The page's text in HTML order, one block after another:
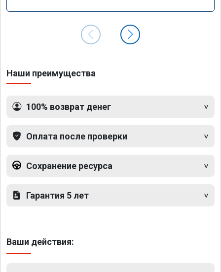
Наши преимущества
100% возврат денег
Оплата после проверки
Сохранение ресурса
Гарантия 5 лет
Ваши действия: